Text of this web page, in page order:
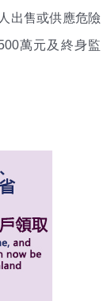
出售或供應危險
萬元及終身監